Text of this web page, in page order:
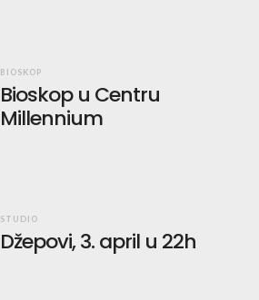
BIOSKOP
Bioskop u Centru
Millennium
STUDIO
Džepovi, 3. april u 22h